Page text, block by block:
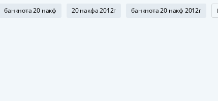
банкнота 20 накф 20 накфа 2012г банкнота 20 накф 2012г